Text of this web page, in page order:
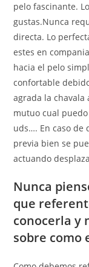
pelo fascinante.
gustas.Nunca
directa. Lo
estes en
hacia el pelo
confortable
agrada la chavala
mutuo cual
uds…. En caso de
previa bien se
actuando
Nunca
que
conocerla y
sobre como